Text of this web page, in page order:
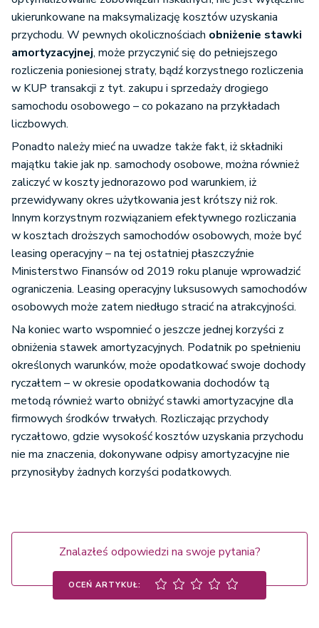
5.
% amortyzacji
ogólnej do
amortyzacji
będącej
kosztem
uzyskania
(wiersz 4/
wiersz
1*100%)
54,82%
6.
Stawka
amortyzacji
rocznej
20% 0,1%
7.
Amortyzacja
okres 2 lat
(wiersz 1 x
wiersz 6 x 2
lata)
61
200,00
Amortyzacja
za okres 2 lat
będąca
wiersz 7)
12.
Podstawa
opodatkowania
sprzedaży
samochodu (wiersz
10 - wiersz 11)
28
200,00
13. Stawka podatku 19%
14.
Podatek od
transakcji
sprzedaży
samochodu
osobowego
(wiersz 13 x
wiersz 14)
5 358
15.
Korzyść
podatkowa z
tytułu transakcji
zakupu i sprzedaży
samochodu
osobowego
(wiersz 9 - wiersz
14)
1
016,00
ukierunkowane na maksymalizację kosztów uzyskania
przychodu. W pewnych okolicznościach obniżenie stawki
amortyzacyjnej, może przyczynić się do pełniejszego
rozliczenia poniesionej straty, bądź korzystnego rozliczenia
w KUP transakcji z tyt. zakupu i sprzedaży drogiego
samochodu osobowego – co pokazano na przykładach
liczbowych.
Ponadto należy mieć na uwadze także fakt, iż składniki
majątku takie jak np. samochody osobowe, można również
zaliczyć w koszty jednorazowo pod warunkiem, iż
przewidywany okres użytkowania jest krótszy niż rok.
Innym korzystnym rozwiązaniem efektywnego rozliczania
w kosztach droższych samochodów osobowych, może być
leasing operacyjny – na tej ostatniej płaszczyźnie
Ministerstwo Finansów od 2019 roku planuje wprowadzić
ograniczenia. Leasing operacyjny luksusowych samochodów
osobowych może zatem niedługo stracić na atrakcyjności.
Na koniec warto wspomnieć o jeszcze jednej korzyści z
obniżenia stawek amortyzacyjnych. Podatnik po spełnieniu
określonych warunków, może opodatkować swoje dochody
ryczałtem – w okresie opodatkowania dochodów tą
metodą również warto obniżyć stawki amortyzacyjne dla
firmowych środków trwałych. Rozliczając przychody
ryczałtowo, gdzie wysokość kosztów uzyskania przychodu
nie ma znaczenia, dokonywane odpisy amortyzacyjne nie
przynosiłyby żadnych korzyści podatkowych.
Znalazłeś odpowiedzi na swoje pytania?
OCEŃ ARTYKUŁ: